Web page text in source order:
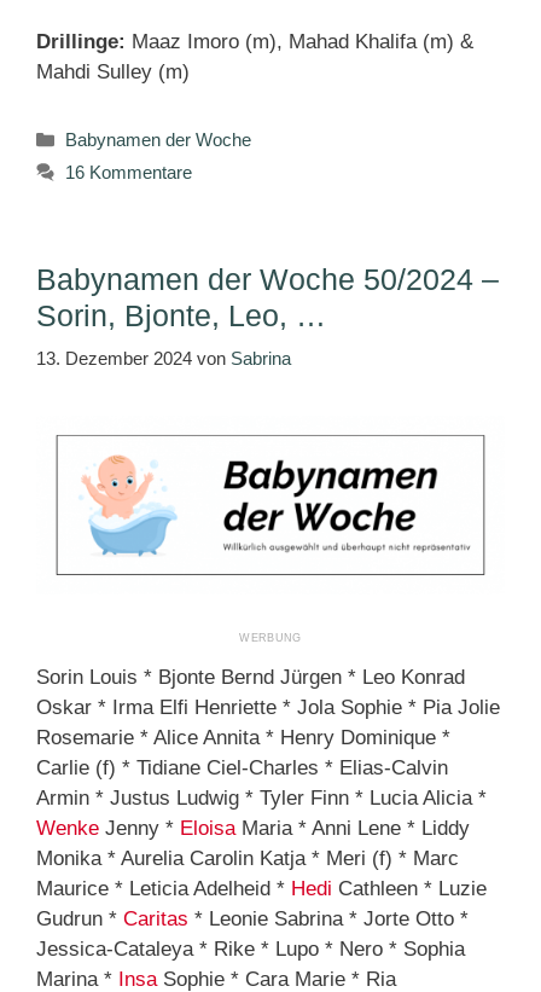
Drillinge: Maaz Imoro (m), Mahad Khalifa (m) &
Mahdi Sulley (m)
Kategorien
Babynamen der Woche
16 Kommentare
Babynamen der Woche 50/2024 –
Sorin, Bjonte, Leo, …
13. Dezember 2024 von Sabrina
Sorin Louis * Bjonte Bernd Jürgen * Leo Konrad
Oskar * Irma Elfi Henriette * Jola Sophie * Pia Jolie
Rosemarie * Alice Annita * Henry Dominique *
Carlie (f) * Tidiane Ciel-Charles * Elias-Calvin
Armin * Justus Ludwig * Tyler Finn * Lucia Alicia *
Wenke Jenny * Eloisa Maria * Anni Lene * Liddy
Monika * Aurelia Carolin Katja * Meri (f) * Marc
Maurice * Leticia Adelheid * Hedi Cathleen * Luzie
Gudrun * Caritas * Leonie Sabrina * Jorte Otto *
Jessica-Cataleya * Rike * Lupo * Nero * Sophia
Marina * Insa Sophie * Cara Marie * Ria